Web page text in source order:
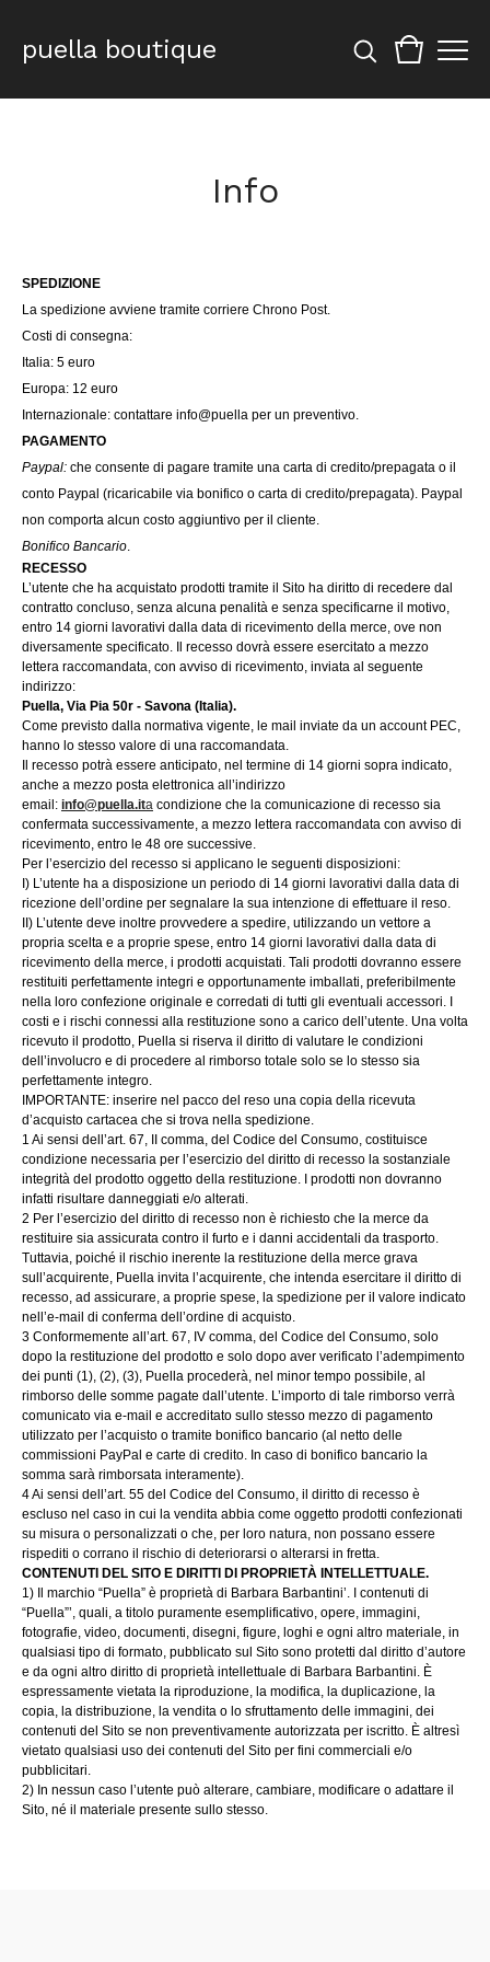
puella boutique
Info
SPEDIZIONE
La spedizione avviene tramite corriere Chrono Post.
Costi di consegna:
Italia: 5 euro
Europa: 12 euro
Internazionale: contattare info@puella per un preventivo.
PAGAMENTO
Paypal: che consente di pagare tramite una carta di credito/prepagata o il
conto Paypal (ricaricabile via bonifico o carta di credito/prepagata). Paypal
non comporta alcun costo aggiuntivo per il cliente.
Bonifico Bancario.
RECESSO
L’utente che ha acquistato prodotti tramite il Sito ha diritto di recedere dal
contratto concluso, senza alcuna penalità e senza specificarne il motivo,
entro 14 giorni lavorativi dalla data di ricevimento della merce, ove non
diversamente specificato. Il recesso dovrà essere esercitato a mezzo
lettera raccomandata, con avviso di ricevimento, inviata al seguente
indirizzo:
Puella, Via Pia 50r - Savona (Italia).
Come previsto dalla normativa vigente, le mail inviate da un account PEC,
hanno lo stesso valore di una raccomandata.
Il recesso potrà essere anticipato, nel termine di 14 giorni sopra indicato,
anche a mezzo posta elettronica all’indirizzo
email: info@puella.ita condizione che la comunicazione di recesso sia
confermata successivamente, a mezzo lettera raccomandata con avviso di
ricevimento, entro le 48 ore successive.
Per l’esercizio del recesso si applicano le seguenti disposizioni:
I) L’utente ha a disposizione un periodo di 14 giorni lavorativi dalla data di
ricezione dell’ordine per segnalare la sua intenzione di effettuare il reso.
II) L’utente deve inoltre provvedere a spedire, utilizzando un vettore a
propria scelta e a proprie spese, entro 14 giorni lavorativi dalla data di
ricevimento della merce, i prodotti acquistati. Tali prodotti dovranno essere
restituiti perfettamente integri e opportunamente imballati, preferibilmente
nella loro confezione originale e corredati di tutti gli eventuali accessori. I
costi e i rischi connessi alla restituzione sono a carico dell’utente. Una volta
ricevuto il prodotto, Puella si riserva il diritto di valutare le condizioni
dell’involucro e di procedere al rimborso totale solo se lo stesso sia
perfettamente integro.
IMPORTANTE: inserire nel pacco del reso una copia della ricevuta
d’acquisto cartacea che si trova nella spedizione.
1 Ai sensi dell’art. 67, II comma, del Codice del Consumo, costituisce
condizione necessaria per l’esercizio del diritto di recesso la sostanziale
integrità del prodotto oggetto della restituzione. I prodotti non dovranno
infatti risultare danneggiati e/o alterati.
2 Per l’esercizio del diritto di recesso non è richiesto che la merce da
restituire sia assicurata contro il furto e i danni accidentali da trasporto.
Tuttavia, poiché il rischio inerente la restituzione della merce grava
sull’acquirente, Puella invita l’acquirente, che intenda esercitare il diritto di
recesso, ad assicurare, a proprie spese, la spedizione per il valore indicato
nell’e-mail di conferma dell’ordine di acquisto.
3 Conformemente all’art. 67, IV comma, del Codice del Consumo, solo
dopo la restituzione del prodotto e solo dopo aver verificato l’adempimento
dei punti (1), (2), (3), Puella procederà, nel minor tempo possibile, al
rimborso delle somme pagate dall’utente. L’importo di tale rimborso verrà
comunicato via e-mail e accreditato sullo stesso mezzo di pagamento
utilizzato per l’acquisto o tramite bonifico bancario (al netto delle
commissioni PayPal e carte di credito. In caso di bonifico bancario la
somma sarà rimborsata interamente).
4 Ai sensi dell’art. 55 del Codice del Consumo, il diritto di recesso è
escluso nel caso in cui la vendita abbia come oggetto prodotti confezionati
su misura o personalizzati o che, per loro natura, non possano essere
rispediti o corrano il rischio di deteriorarsi o alterarsi in fretta.
CONTENUTI DEL SITO E DIRITTI DI PROPRIETÀ INTELLETTUALE.
1) Il marchio “Puella” è proprietà di Barbara Barbantini’. I contenuti di
“Puella”’, quali, a titolo puramente esemplificativo, opere, immagini,
fotografie, video, documenti, disegni, figure, loghi e ogni altro materiale, in
qualsiasi tipo di formato, pubblicato sul Sito sono protetti dal diritto d’autore
e da ogni altro diritto di proprietà intellettuale di Barbara Barbantini. È
espressamente vietata la riproduzione, la modifica, la duplicazione, la
copia, la distribuzione, la vendita o lo sfruttamento delle immagini, dei
contenuti del Sito se non preventivamente autorizzata per iscritto. È altresì
vietato qualsiasi uso dei contenuti del Sito per fini commerciali e/o
pubblicitari.
2) In nessun caso l’utente può alterare, cambiare, modificare o adattare il
Sito, né il materiale presente sullo stesso.